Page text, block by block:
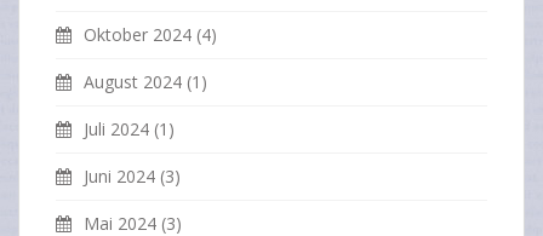
Oktober 2024 (4)
August 2024 (1)
Juli 2024 (1)
Juni 2024 (3)
Mai 2024 (3)